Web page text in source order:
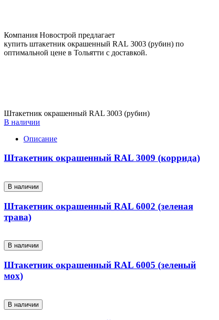
Компания Новострой предлагает
купить штакетник окрашенный RAL 3003 (рубин) по
оптимальной цене в Тольятти с доставкой.
Штакетник окрашенный RAL 3003 (рубин)
В наличии
Описание
Штакетник окрашенный RAL 3009 (коррида)
В наличии
Штакетник окрашенный RAL 6002 (зеленая
трава)
В наличии
Штакетник окрашенный RAL 6005 (зеленый
мох)
В наличии